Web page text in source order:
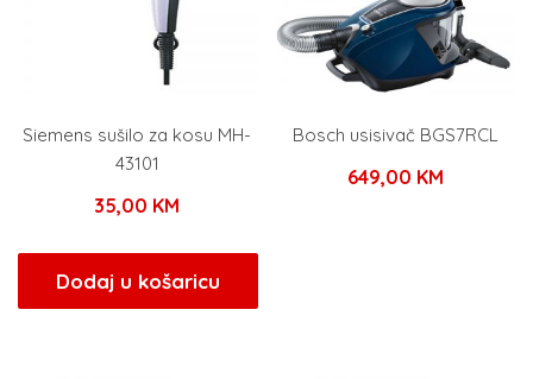
Siemens sušilo za kosu MH-
43101
35,00 KM
Dodaj u košaricu
Bosch usisivač BGS7RCL
649,00 KM